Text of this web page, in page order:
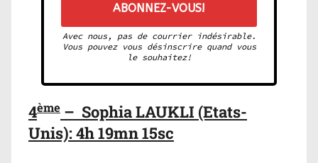
Avec nous, pas de courrier indésirable.
Vous pouvez vous désinscrire quand vous
le souhaitez!
4ème – Sophia LAUKLI (Etats-
Unis): 4h 19mn 15sc